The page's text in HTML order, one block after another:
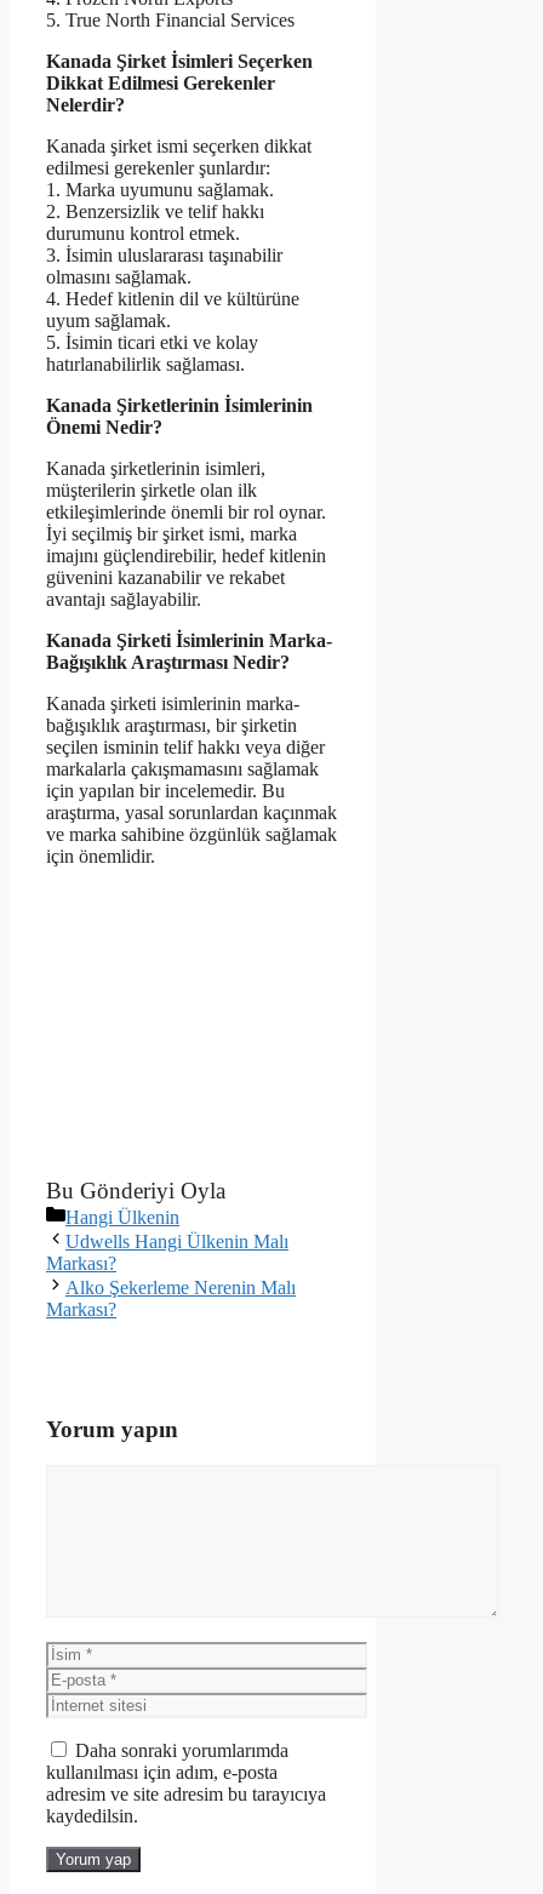
5. True North Financial Services
Kanada Şirket İsimleri Seçerken
Dikkat Edilmesi Gerekenler
Nelerdir?
Kanada şirket ismi seçerken dikkat
edilmesi gerekenler şunlardır:
1. Marka uyumunu sağlamak.
2. Benzersizlik ve telif hakkı
durumunu kontrol etmek.
3. İsimin uluslararası taşınabilir
olmasını sağlamak.
4. Hedef kitlenin dil ve kültürüne
uyum sağlamak.
5. İsimin ticari etki ve kolay
hatırlanabilirlik sağlaması.
Kanada Şirketlerinin İsimlerinin
Önemi Nedir?
Kanada şirketlerinin isimleri,
müşterilerin şirketle olan ilk
etkileşimlerinde önemli bir rol oynar.
İyi seçilmiş bir şirket ismi, marka
imajını güçlendirebilir, hedef kitlenin
güvenini kazanabilir ve rekabet
avantajı sağlayabilir.
Kanada Şirketi İsimlerinin Marka-
Bağışıklık Araştırması Nedir?
Kanada şirketi isimlerinin marka-
bağışıklık araştırması, bir şirketin
seçilen isminin telif hakkı veya diğer
markalarla çakışmamasını sağlamak
için yapılan bir incelemedir. Bu
araştırma, yasal sorunlardan kaçınmak
ve marka sahibine özgünlük sağlamak
için önemlidir.
Bu Gönderiyi Oyla
Kategoriler
Hangi Ülkenin
Udwells Hangi Ülkenin Malı
Markası?
Alko Şekerleme Nerenin Malı
Markası?
Yorum yapın
İsim
E-
posta
İnternet
sitesi
Daha sonraki yorumlarımda
kullanılması için adım, e-posta
adresim ve site adresim bu tarayıcıya
kaydedilsin.